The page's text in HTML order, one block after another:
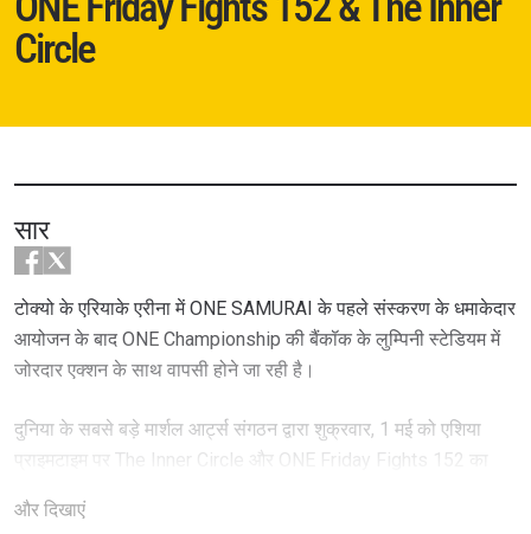
Circle
सार
टोक्यो के एरियाके एरीना में ONE SAMURAI के पहले संस्करण के धमाकेदार
आयोजन के बाद ONE Championship की बैंकॉक के लुम्पिनी स्टेडियम में
जोरदार एक्शन के साथ वापसी होने जा रही है।
दुनिया के सबसे बड़े मार्शल आर्ट्स संगठन द्वारा शुक्रवार, 1 मई को एशिया
प्राइमटाइम पर The Inner Circle और ONE Friday Fights 152 का
किकबॉक्सिंग के उभरते हुए स्टार्स छह अंकों की राशि वाला कॉन्ट्रैक्ट और
और दिखाएं